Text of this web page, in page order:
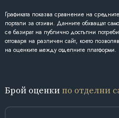
Графиката показва сравнение на
портали за отзиви. Данните обхващат
се базират на публично достъпни
отговаря на различен сайт, което
на оценките между отделните платформи.
Брой оценки по отделни